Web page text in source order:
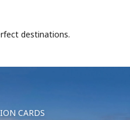
destinations.
CARDS